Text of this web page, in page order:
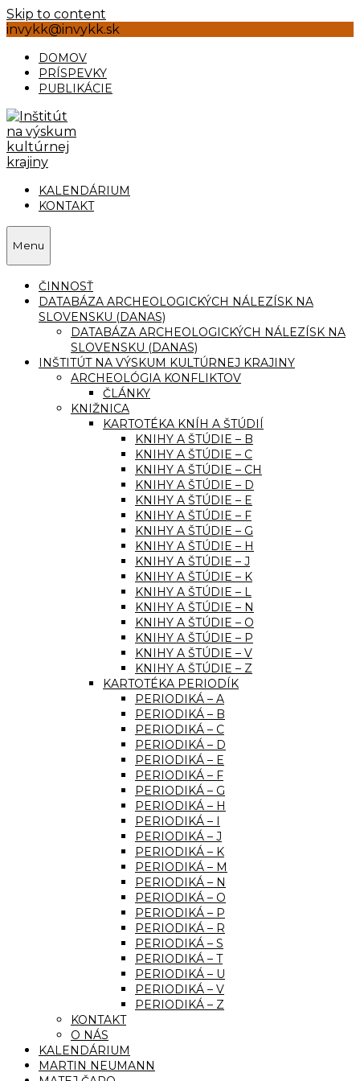
Skip to content
invykk@invykk.sk
DOMOV
PRÍSPEVKY
PUBLIKÁCIE
KALENDÁRIUM
KONTAKT
Menu
ČINNOSŤ
DATABÁZA ARCHEOLOGICKÝCH NÁLEZÍSK NA
SLOVENSKU (DANAS)
DATABÁZA ARCHEOLOGICKÝCH NÁLEZÍSK NA
SLOVENSKU (DANAS)
INŠTITÚT NA VÝSKUM KULTÚRNEJ KRAJINY
ARCHEOLÓGIA KONFLIKTOV
ČLÁNKY
KNIŽNICA
KARTOTÉKA KNÍH A ŠTÚDIÍ
KNIHY A ŠTÚDIE – B
KNIHY A ŠTÚDIE – C
KNIHY A ŠTÚDIE – CH
KNIHY A ŠTÚDIE – D
KNIHY A ŠTÚDIE – E
KNIHY A ŠTÚDIE – F
KNIHY A ŠTÚDIE – G
KNIHY A ŠTÚDIE – H
KNIHY A ŠTÚDIE – J
KNIHY A ŠTÚDIE – K
KNIHY A ŠTÚDIE – L
KNIHY A ŠTÚDIE – N
KNIHY A ŠTÚDIE – O
KNIHY A ŠTÚDIE – P
KNIHY A ŠTÚDIE – V
KNIHY A ŠTÚDIE – Z
KARTOTÉKA PERIODÍK
PERIODIKÁ – A
PERIODIKÁ – B
PERIODIKÁ – C
PERIODIKÁ – D
PERIODIKÁ – E
PERIODIKÁ – F
PERIODIKÁ – G
PERIODIKÁ – H
PERIODIKÁ – I
PERIODIKÁ – J
PERIODIKÁ – K
PERIODIKÁ – M
PERIODIKÁ – N
PERIODIKÁ – O
PERIODIKÁ – P
PERIODIKÁ – R
PERIODIKÁ – S
PERIODIKÁ – T
PERIODIKÁ – U
PERIODIKÁ – V
PERIODIKÁ – Z
KONTAKT
O NÁS
KALENDÁRIUM
MARTIN NEUMANN